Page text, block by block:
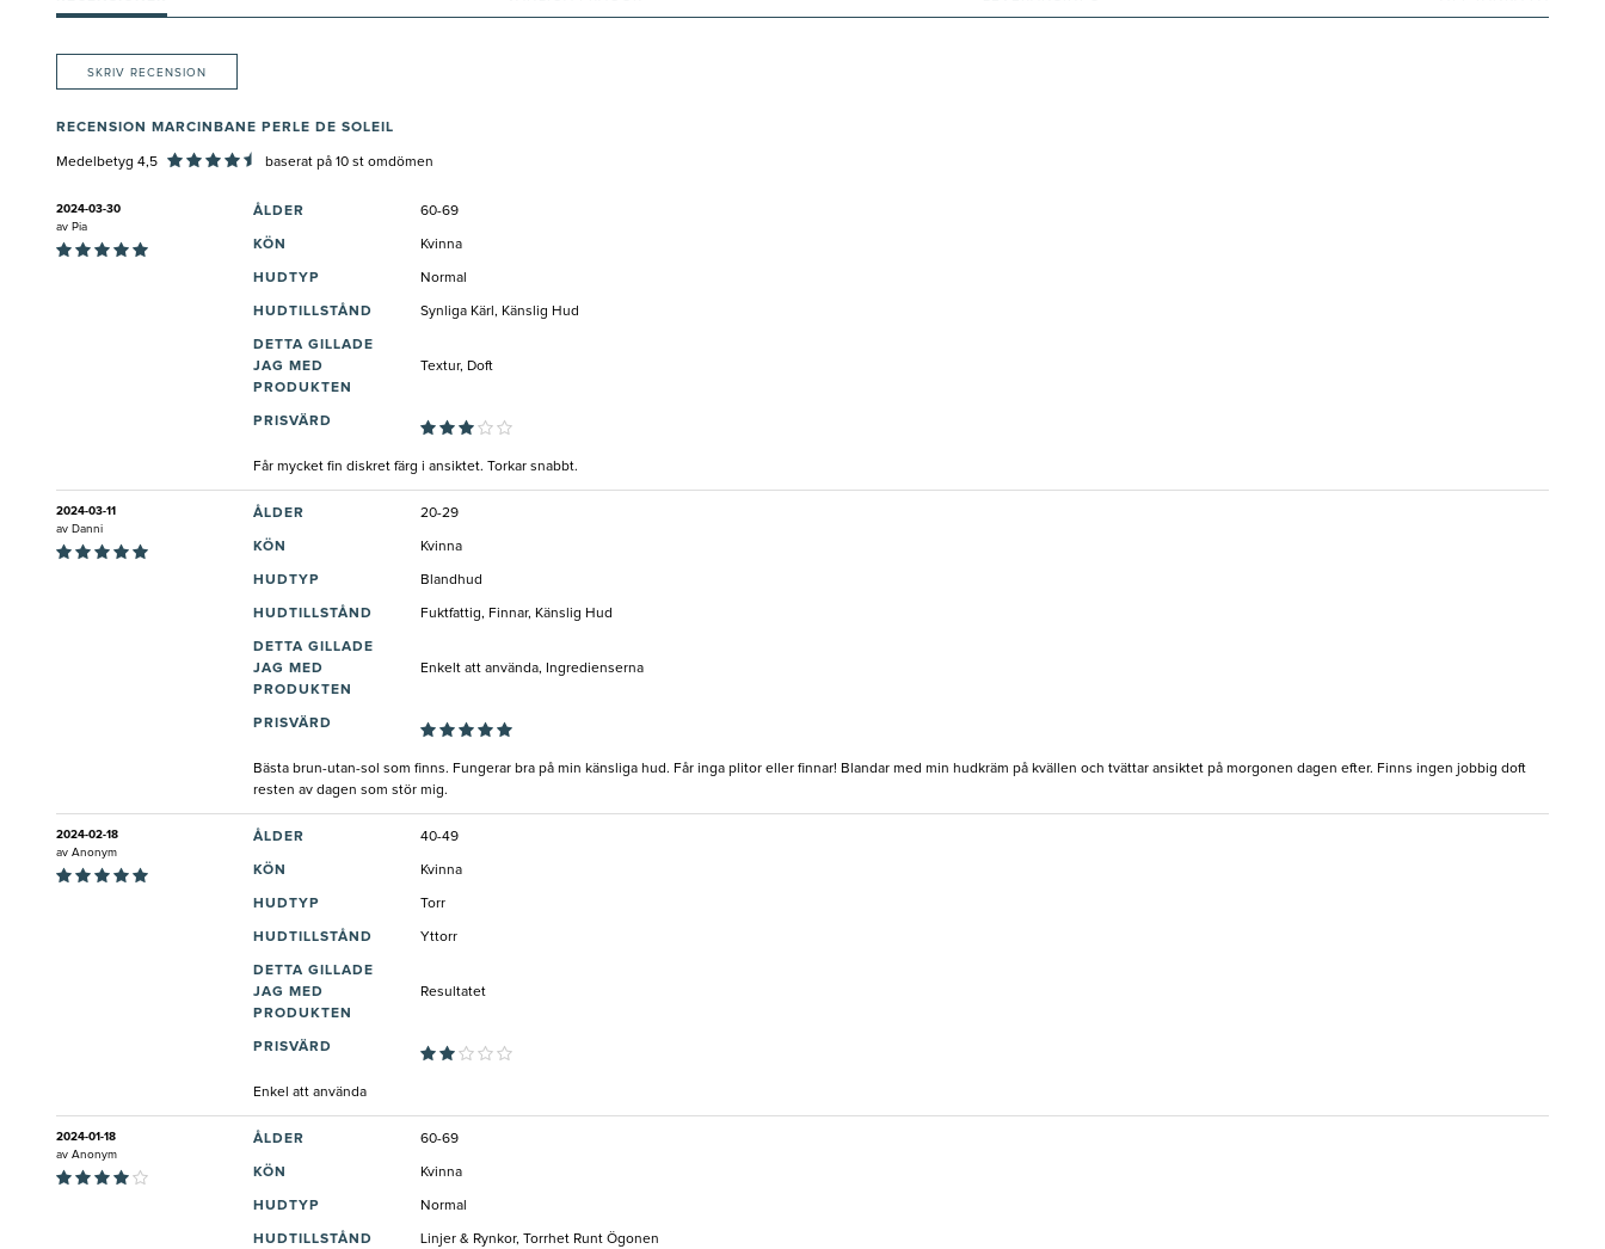
SKRIV RECENSION
RECENSION MARCINBANE PERLE DE SOLEIL
Medelbetyg 4,5 baserat på 10 st omdömen
2024-03-30
av Pia
ÅLDER 60-69
KÖN Kvinna
HUDTYP Normal
HUDTILLSTÅND Synliga Kärl, Känslig Hud
DETTA GILLADE
JAG MED
PRODUKTEN
Textur, Doft
PRISVÄRD
Får mycket fin diskret färg i ansiktet. Torkar snabbt.
2024-03-11
av Danni
ÅLDER 20-29
KÖN Kvinna
HUDTYP Blandhud
HUDTILLSTÅND Fuktfattig, Finnar, Känslig Hud
DETTA GILLADE
JAG MED
PRODUKTEN
Enkelt att använda, Ingredienserna
PRISVÄRD
Bästa brun-utan-sol som finns. Fungerar bra på min känsliga hud. Får inga plitor eller finnar! Blandar med min hudkräm på kvällen och tvättar ansiktet på morgonen dagen efter. Finns ingen jobbig doft
resten av dagen som stör mig.
2024-02-18
av Anonym
ÅLDER 40-49
KÖN Kvinna
HUDTYP Torr
HUDTILLSTÅND Yttorr
DETTA GILLADE
JAG MED
PRODUKTEN
Resultatet
PRISVÄRD
Enkel att använda
2024-01-18
av Anonym
ÅLDER 60-69
KÖN Kvinna
HUDTYP Normal
HUDTILLSTÅND Linjer & Rynkor, Torrhet Runt Ögonen